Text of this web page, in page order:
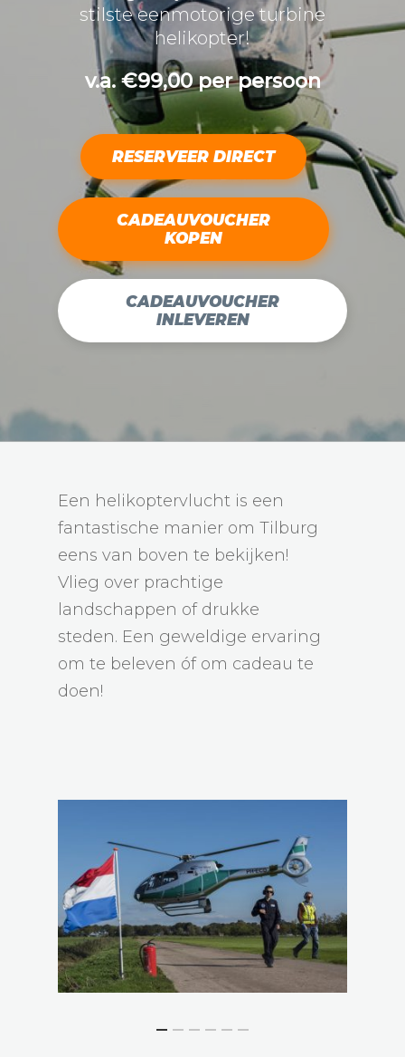
stilste eenmotorige turbine
helikopter!
v.a. €99,00 per persoon
RESERVEER DIRECT
CADEAUVOUCHER
KOPEN
CADEAUVOUCHER
INLEVEREN
Een helikoptervlucht is een
fantastische manier om Tilburg
eens van boven te bekijken!
Vlieg over prachtige
landschappen of drukke
steden. Een geweldige ervaring
om te beleven óf om cadeau te
doen!